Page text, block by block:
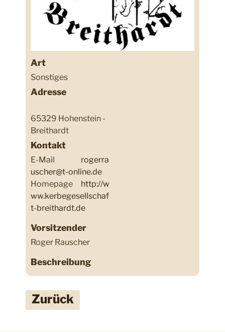
Art
Sonstiges
Adresse
65329 Hohenstein -
Breithardt
Kontakt
E-Mail
rogerra
uscher@t-online.de
Homepage
http://w
ww.kerbegesellschaf
t-breithardt.de
Vorsitzender
Roger Rauscher
Beschreibung
Zurück